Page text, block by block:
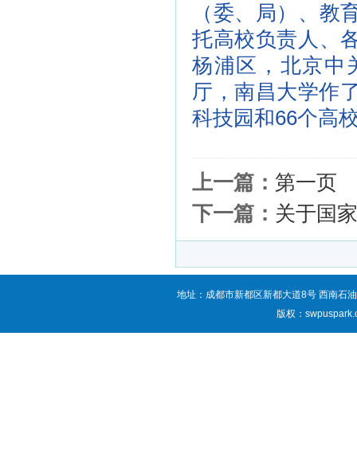
（委、局）、教
托高校负责人、
杨浦区，北京中
厅，南昌大学作
科技园和66个高
上一篇： 第一页
下一篇： 关于国
地址：成都市新都区新都大道8号 西南
版权：